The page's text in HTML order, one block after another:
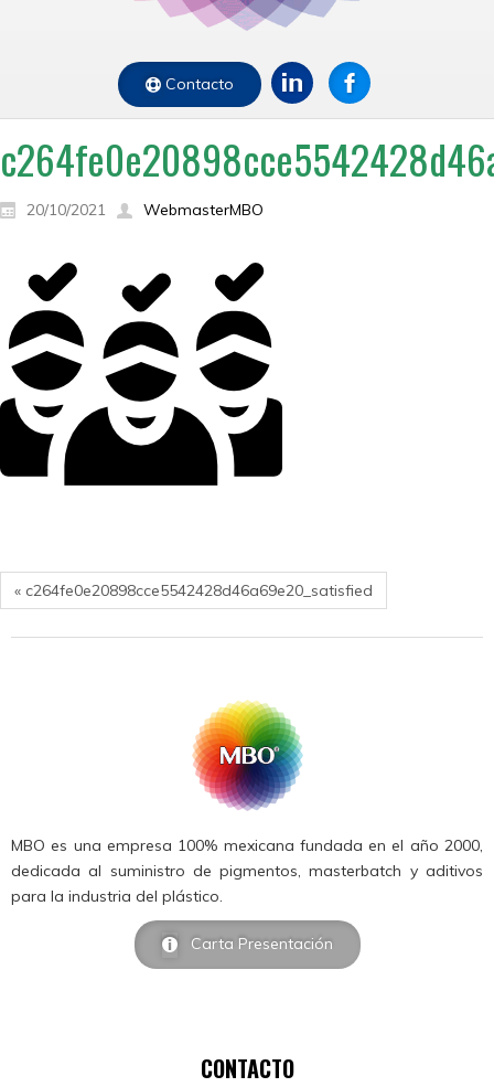
Contacto
20/10/2021 WebmasterMBO
« c264fe0e20898cce5542428d46a69e20_satisfied
MBO es una empresa 100% mexicana fundada en el año 2000,
dedicada al suministro de pigmentos, masterbatch y aditivos
para la industria del plástico.
Carta Presentación
CONTACTO